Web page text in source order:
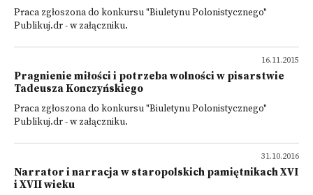
Praca zgłoszona do konkursu "Biuletynu Polonistycznego"
Publikuj.dr - w załączniku.
16.11.2015
Pragnienie miłości i potrzeba wolności w pisarstwie
Tadeusza Konczyńskiego
Praca zgłoszona do konkursu "Biuletynu Polonistycznego"
Publikuj.dr - w załączniku.
31.10.2016
Narrator i narracja w staropolskich pamiętnikach XVI
i XVII wieku